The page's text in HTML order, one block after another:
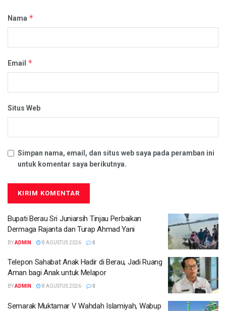
Nama *
Email *
Situs Web
Simpan nama, email, dan situs web saya pada peramban ini
untuk komentar saya berikutnya.
Bupati Berau Sri Juniarsih Tinjau Perbaikan
Dermaga Rajanta dan Turap Ahmad Yani
BYADMIN 8 AGUSTUS 2026 0
Telepon Sahabat Anak Hadir di Berau, Jadi Ruang
Aman bagi Anak untuk Melapor
BYADMIN 8 AGUSTUS 2026 0
Semarak Muktamar V Wahdah Islamiyah, Wabup